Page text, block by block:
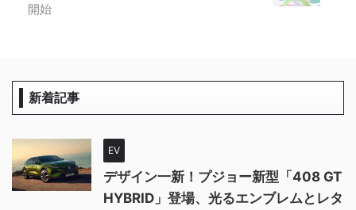
開始
新着記事
EV
デザイン一新！プジョー新型「408 GT
HYBRID」登場、光るエンブレムとレタ